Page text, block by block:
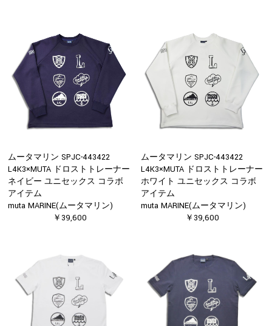
ムータマリン SPJC-443422
L4K3×MUTA ドロストトレーナー
ネイビー ユニセックス コラボ
アイテム
muta MARINE(ムータマリン)
￥39,600
ムータマリン SPJC-443422
L4K3×MUTA ドロストトレーナー
ホワイト ユニセックス コラボ
アイテム
muta MARINE(ムータマリン)
￥39,600